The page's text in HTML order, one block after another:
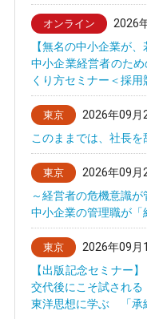
オンライン
2026
【無名の中小企業が
中小企業経営者のた
くり方セミナー＜採用
東京
2026年09月
このままでは、社長を
東京
2026年09月
～経営者の危機意識
中小企業の管理職が「
東京
2026年09月
【出版記念セミナー
交代後にこそ試される
東洋思想に学ぶ 「承